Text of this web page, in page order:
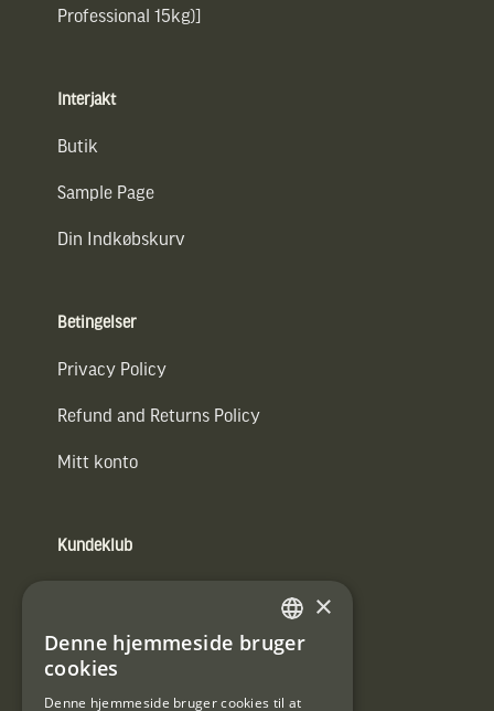
Professional 15kg)]
Interjakt
Butik
Sample Page
Din Indkøbskurv
Betingelser
Privacy Policy
Refund and Returns Policy
Mitt konto
Kundeklub
E-
post
SWEDISH
×
Denne hjemmeside bruger
cookies
Denne hjemmeside bruger cookies til at